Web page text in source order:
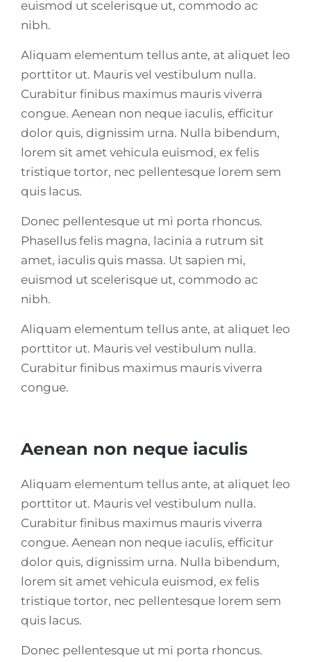
euismod ut scelerisque ut, commodo ac
nibh.
Aliquam elementum tellus ante, at aliquet leo
porttitor ut. Mauris vel vestibulum nulla.
Curabitur finibus maximus mauris viverra
congue. Aenean non neque iaculis, efficitur
dolor quis, dignissim urna. Nulla bibendum,
lorem sit amet vehicula euismod, ex felis
tristique tortor, nec pellentesque lorem sem
quis lacus.
Donec pellentesque ut mi porta rhoncus.
Phasellus felis magna, lacinia a rutrum sit
amet, iaculis quis massa. Ut sapien mi,
euismod ut scelerisque ut, commodo ac
nibh.
Aliquam elementum tellus ante, at aliquet leo
porttitor ut. Mauris vel vestibulum nulla.
Curabitur finibus maximus mauris viverra
congue.
Aenean non neque iaculis
Aliquam elementum tellus ante, at aliquet leo
porttitor ut. Mauris vel vestibulum nulla.
Curabitur finibus maximus mauris viverra
congue. Aenean non neque iaculis, efficitur
dolor quis, dignissim urna. Nulla bibendum,
lorem sit amet vehicula euismod, ex felis
tristique tortor, nec pellentesque lorem sem
quis lacus.
Donec pellentesque ut mi porta rhoncus.